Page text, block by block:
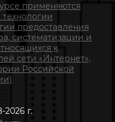
применяются
предоставления
систематизации и
к
сети «Интернет»,
Российской
2026 г.